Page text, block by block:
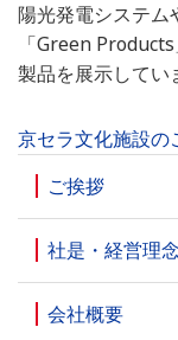
陽光発電システム
「Green
製品を展示してい
京セラ文化施設の
ご挨拶
社是・経営理
会社概要